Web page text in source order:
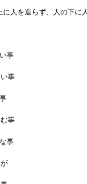
人を造らず、人の下に
事
事
事
事